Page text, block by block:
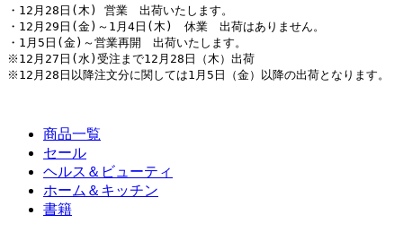
・12月28日(木) 営業　出荷いたします。
・12月29日(金)～1月4日(木)　休業　出荷はありません。
・1月5日(金)～営業再開　出荷いたします。
※12月27日(水)受注まで12月28日（木）出荷
※12月28日以降注文分に関しては1月5日（金）以降の出荷となります。
商品一覧
セール
ヘルス＆ビューティ
ホーム＆キッチン
書籍